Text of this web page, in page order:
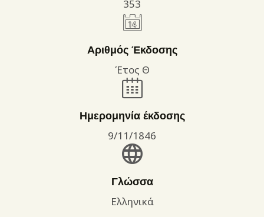
353
Αριθμός Έκδοσης
Έτος Θ
Ημερομηνία έκδοσης
9/11/1846
Γλώσσα
Ελληνικά